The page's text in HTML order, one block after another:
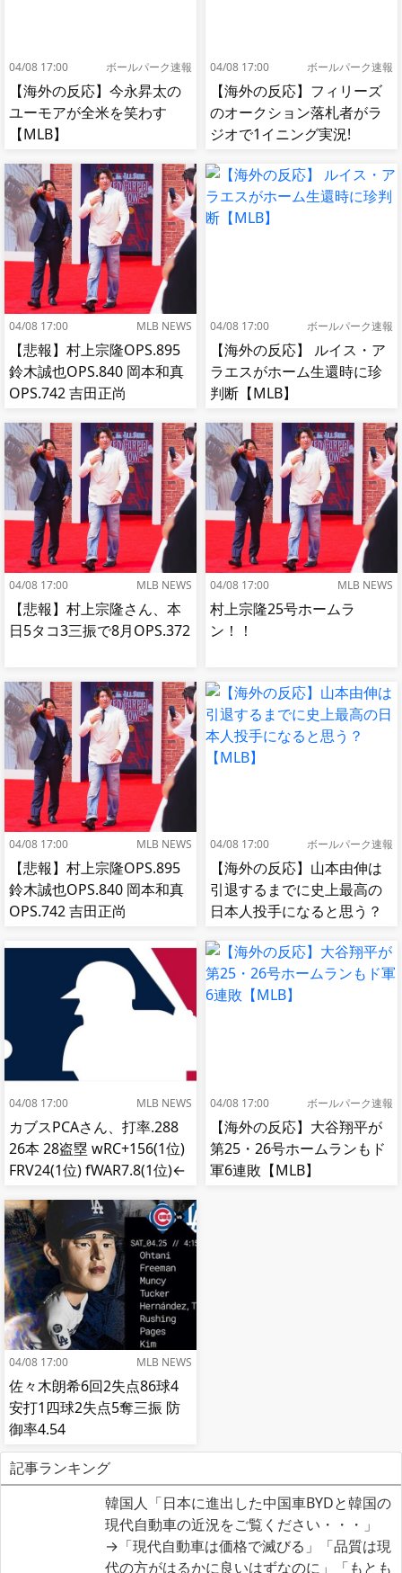
04/08 17:00 ボールパーク速報
【海外の反応】今永昇太の
ユーモアが全米を笑わす
【MLB】
04/08 17:00 ボールパーク速報
【海外の反応】フィリーズ
のオークション落札者がラ
ジオで1イニング実況!
04/08 17:00 MLB NEWS
【悲報】村上宗隆OPS.895
鈴木誠也OPS.840 岡本和真
OPS.742 吉田正尚
04/08 17:00 ボールパーク速報
【海外の反応】 ルイス・ア
ラエスがホーム生還時に珍
判断【MLB】
04/08 17:00 MLB NEWS
【悲報】村上宗隆さん、本
日5タコ3三振で8月OPS.372
04/08 17:00 MLB NEWS
村上宗隆25号ホームラ
ン！！
04/08 17:00 MLB NEWS
【悲報】村上宗隆OPS.895
鈴木誠也OPS.840 岡本和真
OPS.742 吉田正尚
04/08 17:00 ボールパーク速報
【海外の反応】山本由伸は
引退するまでに史上最高の
日本人投手になると思う？
04/08 17:00 MLB NEWS
カブスPCAさん、打率.288
26本 28盗塁 wRC+156(1位)
FRV24(1位) fWAR7.8(1位)←
04/08 17:00 ボールパーク速報
【海外の反応】大谷翔平が
第25・26号ホームランもド
軍6連敗【MLB】
04/08 17:00 MLB NEWS
佐々木朗希6回2失点86球4
安打1四球2失点5奪三振 防
御率4.54
記事ランキング
韓国人「日本に進出した中国車BYDと韓国の
現代自動車の近況をご覧ください・・・」
→「現代自動車は価格で滅びる」「品質は現
代の方がはるかに良いはずなのに」「もとも